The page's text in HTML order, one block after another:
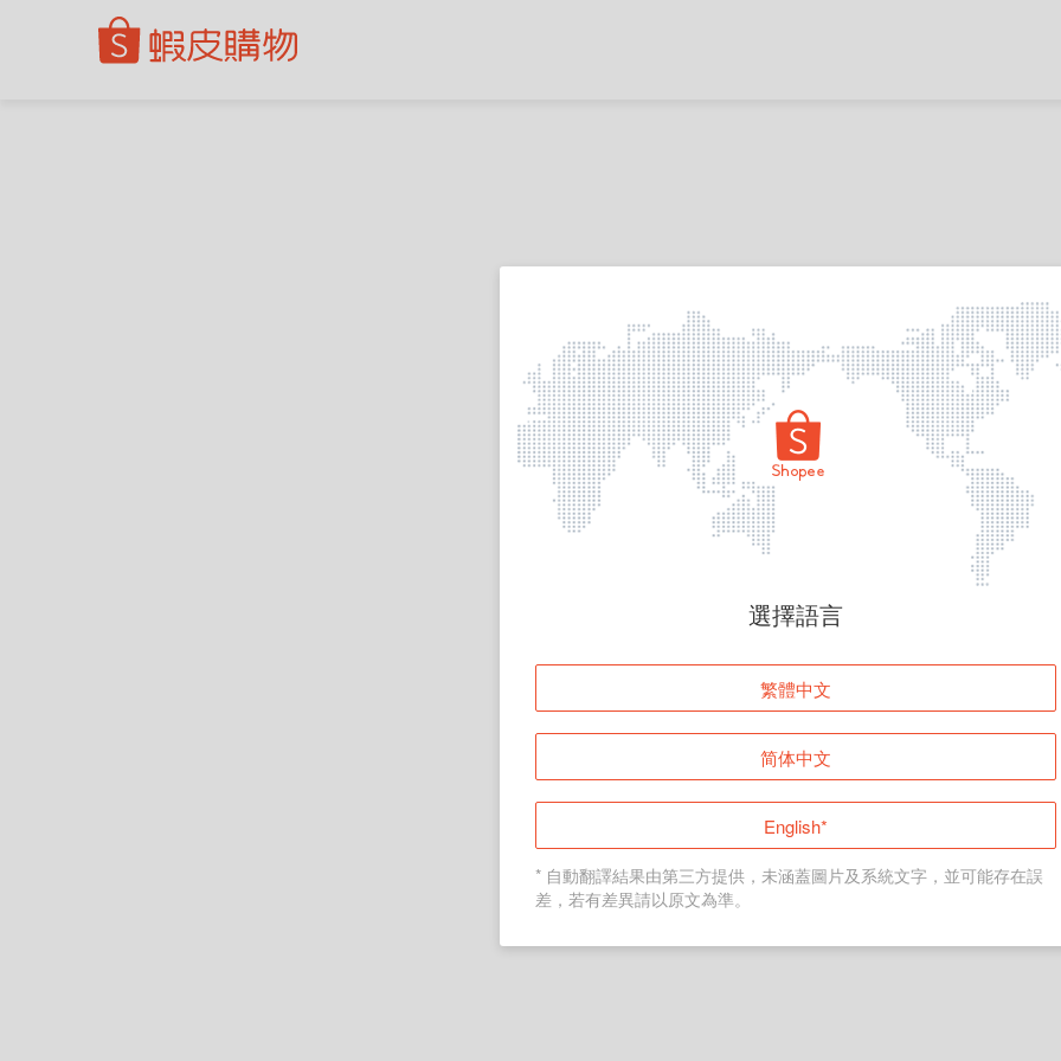
頁面無法顯示
登入
返回首頁
選擇語言
繁體中文
简体中文
English*
* 自動翻譯結果由第三方提供，未涵蓋圖片及系統文字，並可能存在誤
差，若有差異請以原文為準。